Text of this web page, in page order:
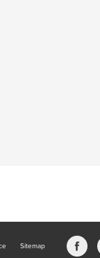
Sitemap